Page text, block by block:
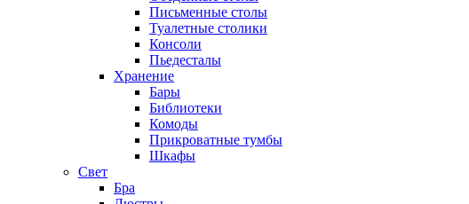
Письменные столы
Туалетные столики
Консоли
Пьедесталы
Хранение
Бары
Библиотеки
Комоды
Прикроватные тумбы
Шкафы
Свет
Бра